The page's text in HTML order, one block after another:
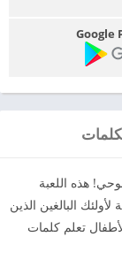
هذه اللعبة
البالغين الذين
تعلم كلمات